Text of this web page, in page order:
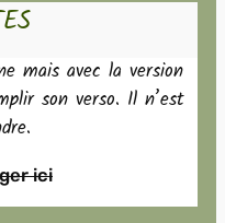
mais avec la version
son verso. Il n’est
ici